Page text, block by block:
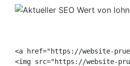
<a href="https://website-
<img src="https://website-